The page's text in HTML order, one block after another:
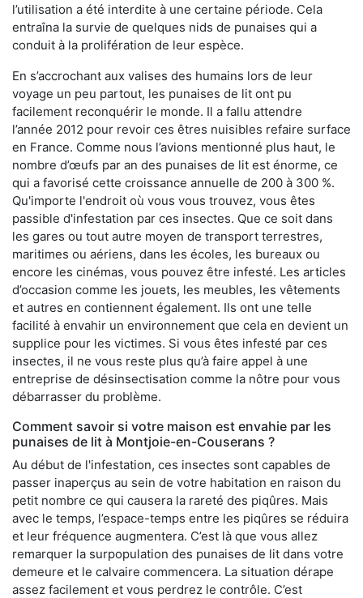
l’utilisation a été interdite à une certaine période. Cela
entraîna la survie de quelques nids de punaises qui a
conduit à la prolifération de leur espèce.
En s’accrochant aux valises des humains lors de leur
voyage un peu partout, les punaises de lit ont pu
facilement reconquérir le monde. Il a fallu attendre
l’année 2012 pour revoir ces êtres nuisibles refaire surface
en France. Comme nous l’avions mentionné plus haut, le
nombre d’œufs par an des punaises de lit est énorme, ce
qui a favorisé cette croissance annuelle de 200 à 300 %.
Qu'importe l'endroit où vous vous trouvez, vous êtes
passible d'infestation par ces insectes. Que ce soit dans
les gares ou tout autre moyen de transport terrestres,
maritimes ou aériens, dans les écoles, les bureaux ou
encore les cinémas, vous pouvez être infesté. Les articles
d’occasion comme les jouets, les meubles, les vêtements
et autres en contiennent également. Ils ont une telle
facilité à envahir un environnement que cela en devient un
supplice pour les victimes. Si vous êtes infesté par ces
insectes, il ne vous reste plus qu’à faire appel à une
entreprise de désinsectisation comme la nôtre pour vous
débarrasser du problème.
Comment savoir si votre maison est envahie par les
punaises de lit à Montjoie-en-Couserans ?
Au début de l'infestation, ces insectes sont capables de
passer inaperçus au sein de votre habitation en raison du
petit nombre ce qui causera la rareté des piqûres. Mais
avec le temps, l’espace-temps entre les piqûres se réduira
et leur fréquence augmentera. C’est là que vous allez
remarquer la surpopulation des punaises de lit dans votre
demeure et le calvaire commencera. La situation dérape
assez facilement et vous perdrez le contrôle. C’est